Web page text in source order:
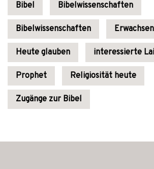
Bibel Bibelwissenschaften
Bibelwissenschaften
Heute glauben interessierte
Prophet Religiosität heute
Zugänge zur Bibel